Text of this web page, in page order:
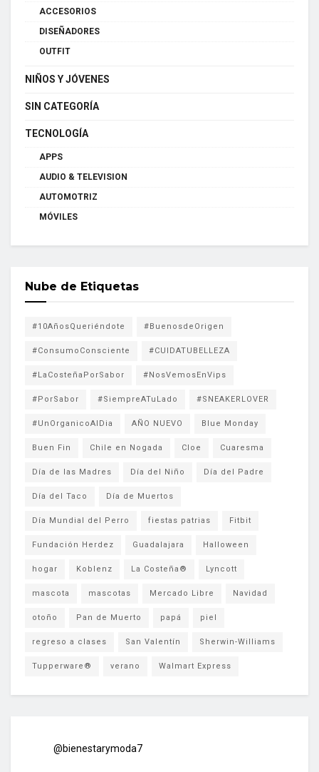
ACCESORIOS
DISEÑADORES
OUTFIT
NIÑOS Y JÓVENES
SIN CATEGORÍA
TECNOLOGÍA
APPS
AUDIO & TELEVISION
AUTOMOTRIZ
MÓVILES
Nube de Etiquetas
#10AñosQueriéndote #BuenosdeOrigen
#ConsumoConsciente #CUIDATUBELLEZA
#LaCosteñaPorSabor #NosVemosEnVips
#PorSabor #SiempreATuLado #SNEAKERLOVER
#UnOrganicoAlDia AÑO NUEVO Blue Monday
Buen Fin Chile en Nogada Cloe Cuaresma
Día de las Madres Día del Niño Día del Padre
Día del Taco Día de Muertos
Día Mundial del Perro fiestas patrias Fitbit
Fundación Herdez Guadalajara Halloween
hogar Koblenz La Costeña® Lyncott
mascota mascotas Mercado Libre Navidad
otoño Pan de Muerto papá piel
regreso a clases San Valentín Sherwin-Williams
Tupperware® verano Walmart Express
@bienestarymoda7